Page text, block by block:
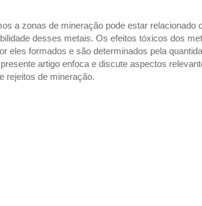
a zonas de mineração pode estar relacionado
desses metais. Os efeitos tóxicos dos
eles formados e são determinados pela
artigo enfoca e discute aspectos
rejeitos de mineração.